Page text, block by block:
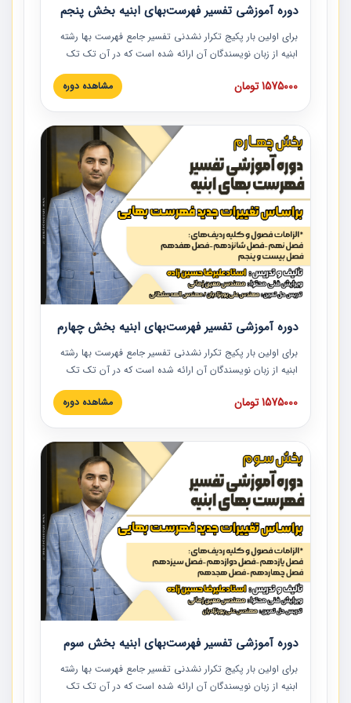
دوره آموزشی تفسیر فهرست‌بهای ابنیه بخش پنجم
برای اولین بار پکیج تکرار نشدنی تفسیر جامع فهرست بها رشته
ابنیه از زبان نویسندگان آن ارائه شده است که در آن تک تک
ردیف ها و مطالب فهرست بها تفسیر و ارائه شده است. این
دوره به صورت کامل تصویری بوده و به همراه تصاویر عملیات
دوره با کلام مهندس علیرضاحسین‌زاده مدیر پروژه مهندسی
مشاور در امر بازنگری فهرست بها رشته ابنیه ارائه شده و به تمام
همکارانی که در حوزه صنعت ساخت در حال فعالیت هستند حتما
توصیه می کنیم از مطالب این دوره استفاده نمایند.
1575000 تومان مشاهده دوره
دوره آموزشی تفسیر فهرست‌بهای ابنیه بخش چهارم
برای اولین بار پکیج تکرار نشدنی تفسیر جامع فهرست بها رشته
ابنیه از زبان نویسندگان آن ارائه شده است که در آن تک تک
ردیف ها و مطالب فهرست بها تفسیر و ارائه شده است. این
دوره به صورت کامل تصویری بوده و به همراه تصاویر عملیات
دوره با کلام مهندس علیرضاحسین‌زاده مدیر پروژه مهندسی
مشاور در امر بازنگری فهرست بها رشته ابنیه ارائه شده و به تمام
همکارانی که در حوزه صنعت ساخت در حال فعالیت هستند حتما
توصیه می کنیم از مطالب این دوره استفاده نمایند.
1575000 تومان مشاهده دوره
دوره آموزشی تفسیر فهرست‌بهای ابنیه بخش سوم
برای اولین بار پکیج تکرار نشدنی تفسیر جامع فهرست بها رشته
ابنیه از زبان نویسندگان آن ارائه شده است که در آن تک تک